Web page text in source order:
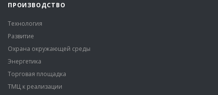
ПРОИЗВОДСТВО
Технология
Развитие
Охрана окружающей среды
Энергетика
Торговая площадка
ТМЦ к реализации